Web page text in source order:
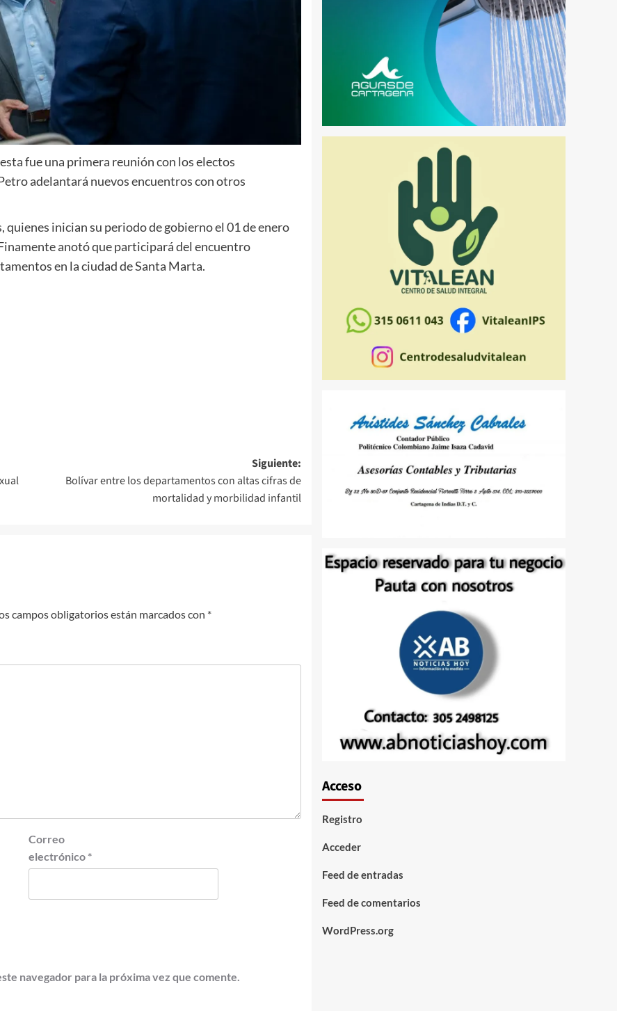
fue una primera reunión con los electos
adelantará nuevos encuentros con otros
inician su periodo de gobierno el 01 de enero
anotó que participará del encuentro
en la ciudad de Santa Marta.
Siguiente:
Bolívar entre los departamentos con altas cifras de
mortalidad y morbilidad infantil
campos obligatorios están marcados con *
Correo
electrónico *
navegador para la próxima vez que comente.
Acceso
Registro
Acceder
Feed de entradas
Feed de comentarios
WordPress.org